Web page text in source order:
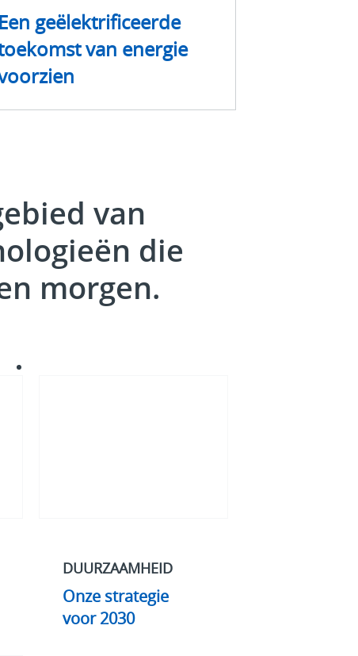
Een geëlektrificeerde
van energie
van
die
morgen.
DUURZAAMHEID
Onze strategie
voor 2030